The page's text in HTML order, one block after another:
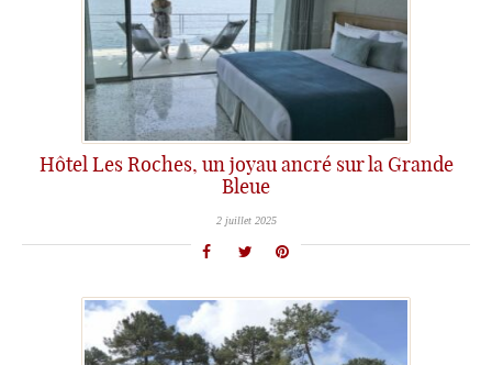
Hôtel Les Roches, un joyau ancré sur la Grande
Bleue
2 juillet 2025